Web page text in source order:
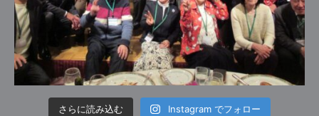
さらに読み込む Instagram でフォロー